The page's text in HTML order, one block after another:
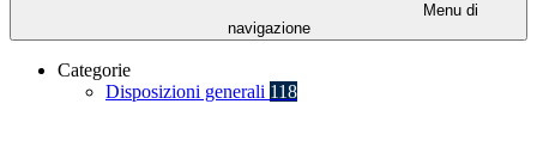
Menu di
navigazione
Categorie
Disposizioni generali 118